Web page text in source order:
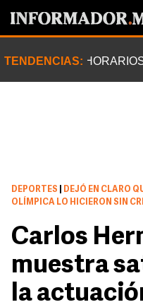
TENDENCIAS:
DEPORTES
DEJÓ EN CLARO
OLÍMPICA LO HICIERON SIN
Carlos
muestra
la